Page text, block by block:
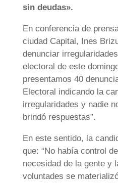
sin deudas».
En conferencia de
ciudad Capital, Ines
denunciar
electoral de este
presentamos 40
Electoral indicando la
irregularidades y nadie
brindó respuestas”.
En este sentido, la
que: “No había control
necesidad de la gente y
voluntades se